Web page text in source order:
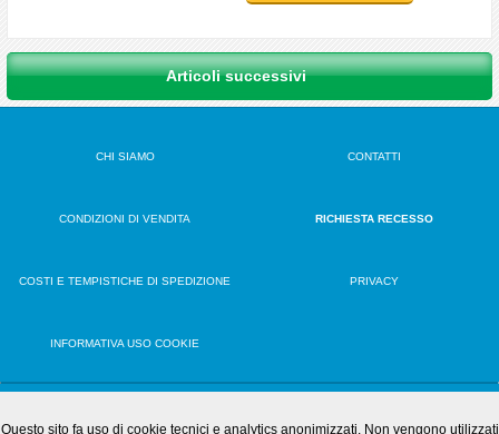
Articoli successivi
CHI SIAMO CONTATTI
CONDIZIONI DI VENDITA RICHIESTA RECESSO
COSTI E TEMPISTICHE DI SPEDIZIONE PRIVACY
INFORMATIVA USO COOKIE
Questo sito fa uso di cookie tecnici e analytics anonimizzati. Non vengono utilizzati